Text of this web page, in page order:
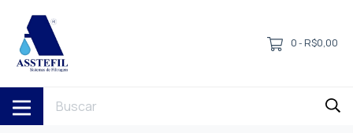
0 - R$0,00